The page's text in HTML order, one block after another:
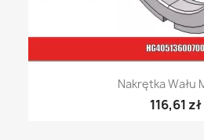
Nakrętka Wału
116,61 zł